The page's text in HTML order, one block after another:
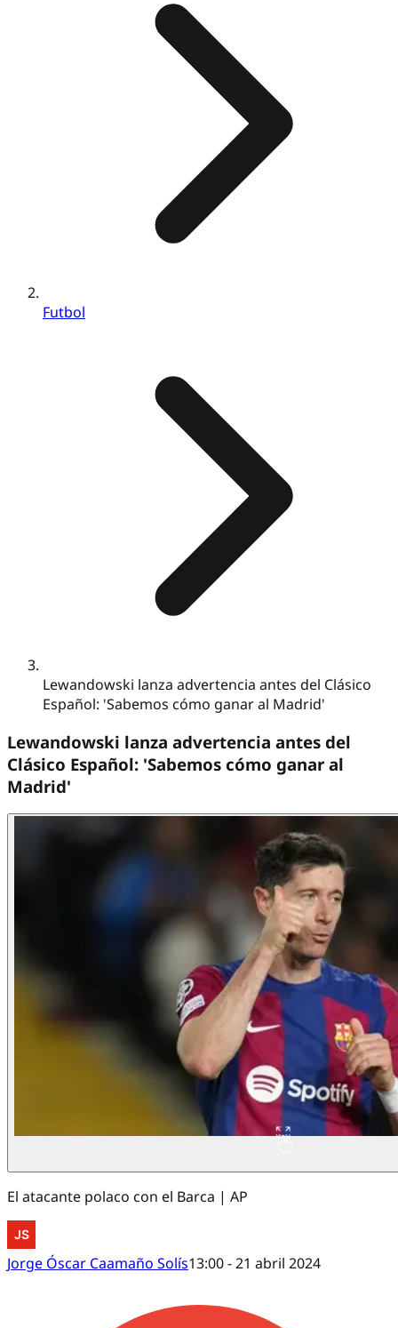
Futbol
Lewandowski lanza advertencia antes del Clásico
Español: 'Sabemos cómo ganar al Madrid'
Lewandowski lanza advertencia antes del
Clásico Español: 'Sabemos cómo ganar al
Madrid'
El atacante polaco con el Barca | AP
Jorge Óscar Caamaño Solís13:00 - 21 abril 2024